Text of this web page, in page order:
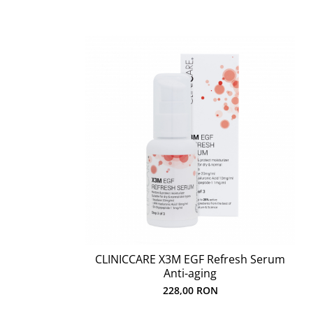
CLINICCARE X3M EGF Refresh Serum
Anti-aging
228,00 RON